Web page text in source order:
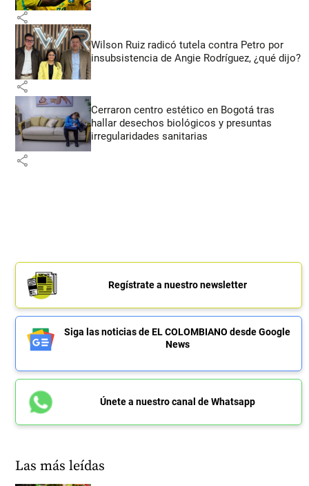
share
Wilson Ruiz radicó tutela contra Petro por
insubsistencia de Angie Rodríguez, ¿qué dijo?
share
Cerraron centro estético en Bogotá tras
hallar desechos biológicos y presuntas
irregularidades sanitarias
share
Regístrate a nuestro newsletter
Siga las noticias de EL COLOMBIANO desde Google
News
Únete a nuestro canal de Whatsapp
Las más leídas